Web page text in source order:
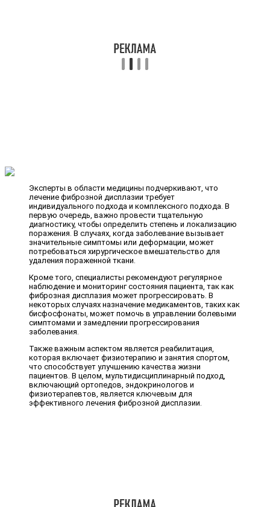
Эксперты в области медицины подчеркивают, что
лечение фиброзной дисплазии требует
индивидуального подхода и комплексного подхода. В
первую очередь, важно провести тщательную
диагностику, чтобы определить степень и локализацию
поражения. В случаях, когда заболевание вызывает
значительные симптомы или деформации, может
потребоваться хирургическое вмешательство для
удаления пораженной ткани.
Кроме того, специалисты рекомендуют регулярное
наблюдение и мониторинг состояния пациента, так как
фиброзная дисплазия может прогрессировать. В
некоторых случаях назначение медикаментов, таких как
бисфосфонаты, может помочь в управлении болевыми
симптомами и замедлении прогрессирования
заболевания.
Также важным аспектом является реабилитация,
которая включает физиотерапию и занятия спортом,
что способствует улучшению качества жизни
пациентов. В целом, мультидисциплинарный подход,
включающий ортопедов, эндокринологов и
физиотерапевтов, является ключевым для
эффективного лечения фиброзной дисплазии.